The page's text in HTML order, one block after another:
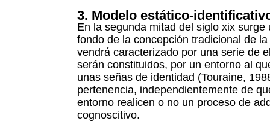
3. Modelo estático-
En la segunda mitad del siglo xix surge
fondo de la concepción tradicional de
vendrá caracterizado por una serie de
serán constituidos, por un entorno al
unas señas de identidad (Touraine,
pertenencia, independientemente de
entorno realicen o no un proceso de
cognoscitivo.